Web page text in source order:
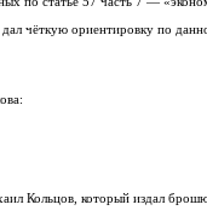
ориентировку по
Кольцов, который издал